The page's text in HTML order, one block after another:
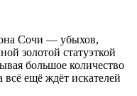
Сочи — убыхов,
золотой статуэткой
большое количество
ещё ждёт искателей